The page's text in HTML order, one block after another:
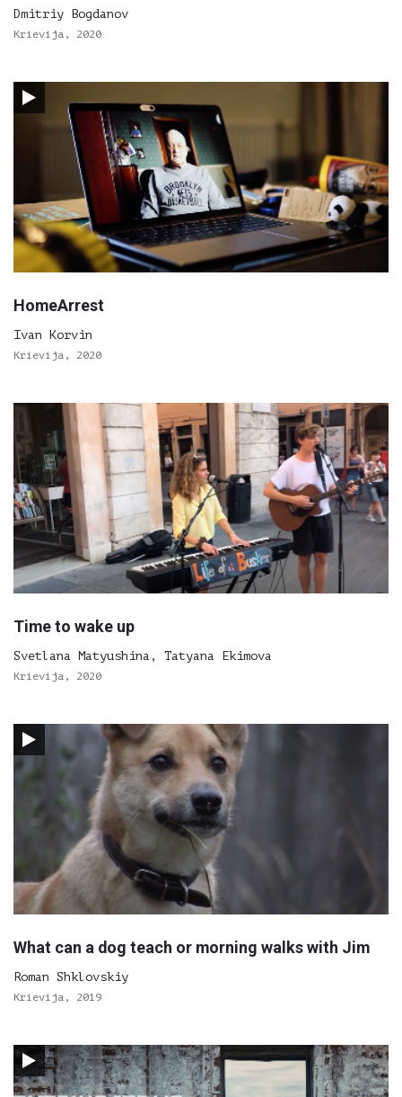
Dmitriy Bogdanov
Krievija, 2020
HomeArrest
Ivan Korvin
Krievija, 2020
Time to wake up
Svetlana Matyushina, Tatyana Ekimova
Krievija, 2020
What can a dog teach or morning walks with Jim
Roman Shklovskiy
Krievija, 2019